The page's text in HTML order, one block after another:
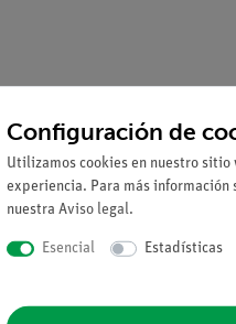
Configuración de
Utilizamos cookies en nuestro sitio
experiencia. Para más información
nuestra Aviso legal.
Esencial Estadísticas